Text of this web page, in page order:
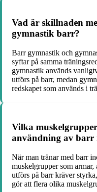
Vad är skillnaden
gymnastik barr?
Barr gymnastik och
syftar på samma
gymnastik används
utförs på barr, medan
redskapet som används i
Vilka
användning av barr
När man tränar med barr
muskelgrupper som
utförs på barr kräver
gör att flera olika